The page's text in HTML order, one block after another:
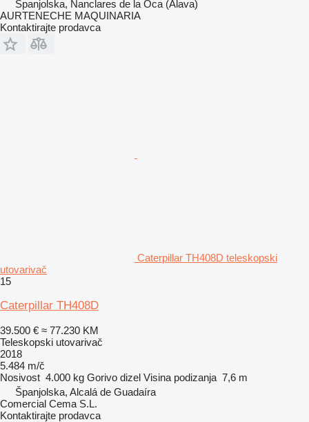
Španjolska, Nanclares de la Oca (Alava)
AURTENECHE MAQUINARIA
Kontaktirajte prodavca
Caterpillar TH408D teleskopski
utovarivač
15
Caterpillar TH408D
39.500 € ≈ 77.230 KM
Teleskopski utovarivač
2018
5.484 m/č
Nosivost 4.000 kg Gorivo dizel Visina podizanja 7,6 m
Španjolska, Alcalá de Guadaíra
Comercial Cema S.L.
Kontaktirajte prodavca